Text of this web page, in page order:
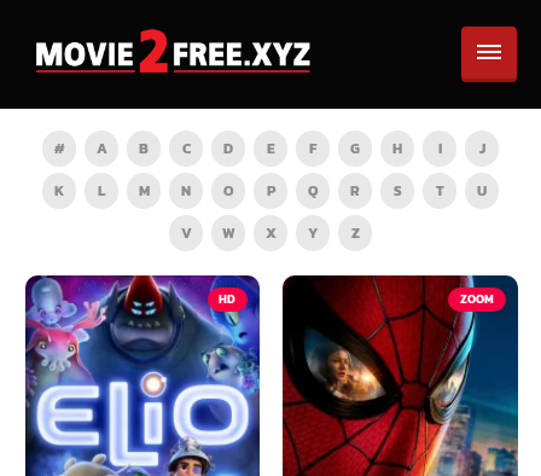
# A B C D E F G H I
J
K
L M N O P Q R S T
U
V
W X Y Z
HD ZOOM